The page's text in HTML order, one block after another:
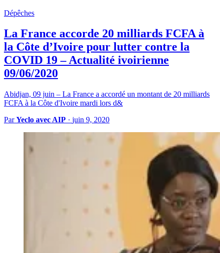
Dépêches
La France accorde 20 milliards FCFA à
la Côte d’Ivoire pour lutter contre la
COVID 19 – Actualité ivoirienne
09/06/2020
Abidjan, 09 juin – La France a accordé un montant de 20 milliards
FCFA à la Côte d'Ivoire mardi lors d&
ParYeclo avec AIP · juin 9, 2020